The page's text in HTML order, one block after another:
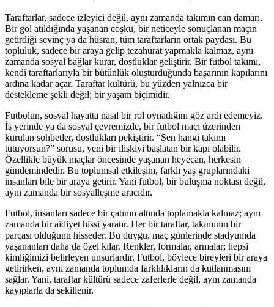
Taraftarlar, sadece izleyici değil, aynı zamanda takımın can damarı.
Bir gol atıldığında yaşanan coşku, bir neticeyle sonuçlanan maçın
getirdiği sevinç ya da hüsran, tüm taraftarların ortak paydası. Bu
topluluk, sadece bir araya gelip tezahürat yapmakla kalmaz, aynı
zamanda sosyal bağlar kurar, dostluklar geliştirir. Bir futbol takımı,
kendi taraftarlarıyla bir bütünlük oluşturduğunda başarının kapılarını
ardına kadar açar. Taraftar kültürü, bu yüzden yalnızca bir
destekleme şekli değil; bir yaşam biçimidir.
Futbolun, sosyal hayatta nasıl bir rol oynadığını göz ardı edemeyiz.
İş yerinde ya da sosyal çevremizde, bir futbol maçı üzerinden
kurulan sohbetler, dostlukları pekiştirir. “Sen hangi takımı
tutuyorsun?” sorusu, yeni bir ilişkiyi başlatan bir kapı olabilir.
Özellikle büyük maçlar öncesinde yaşanan heyecan, herkesin
gündemindedir. Bu toplumsal etkileşim, farklı yaş gruplarındaki
insanları bile bir araya getirir. Yani futbol, bir buluşma noktası değil,
aynı zamanda bir sosyalleşme aracıdır.
Futbol, insanları sadece bir çatının altında toplamakla kalmaz; aynı
zamanda bir aidiyet hissi yaratır. Her bir taraftar, takımının bir
parçası olduğunu hisseder. Bu duygu, maç günlerinde stadyumda
yaşananları daha da özel kılar. Renkler, formalar, armalar; hepsi
kimliğimizi belirleyen unsurlardır. Futbol, böylece bireyleri bir araya
getirirken, aynı zamanda toplumda farklılıkların da kutlanmasını
sağlar. Yani, taraftar kültürü sadece zaferlerle değil, aynı zamanda
kayıplarla da şekillenir.